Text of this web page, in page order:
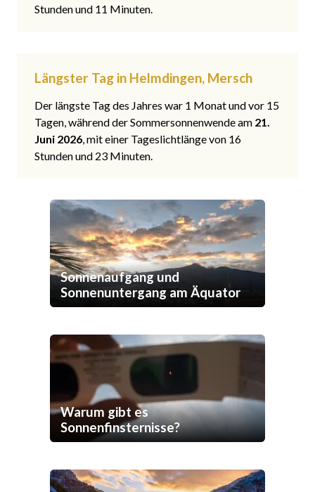
Stunden und 11 Minuten.
Längster Tag in Helmdingen, Mersch
Der längste Tag des Jahres war 1 Monat und vor 15
Tagen, während der Sommersonnenwende am 21.
Juni 2026, mit einer Tageslichtlänge von 16
Stunden und 23 Minuten.
Sonnenaufgang und
Sonnenuntergang am Äquator
Warum gibt es
Sonnenfinsternisse?